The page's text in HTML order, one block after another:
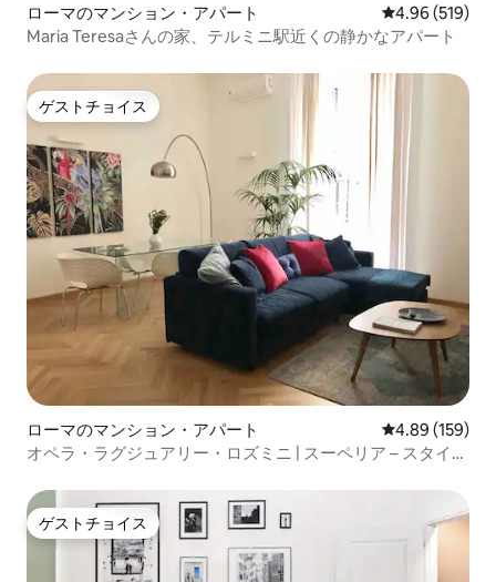
ローマのマンション・アパート レビュー519
4.96 (519)
Maria Teresaさんの家、テルミニ駅近くの静かなアパート
ゲストチョイス
ゲストチョイス
ローマのマンション・アパート レビュー159
4.89 (159)
オペラ・ラグジュアリー・ロズミニ | スーペリア – スタイル
ゲストチョイス
ゲストチョイス